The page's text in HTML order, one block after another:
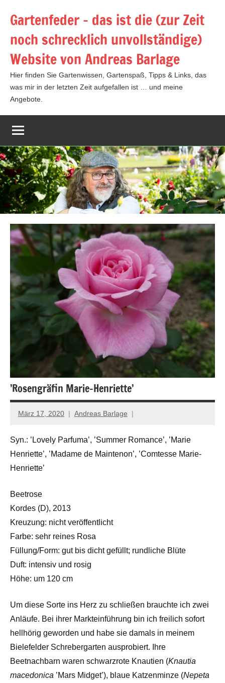
InhaltGartenfeder – das ist die (zur Zeit
noch schrecklich unvollständige)
Website von Andreas Barlage
Hier finden Sie Gartenwissen, Gartenspaß, Tipps & Links, das
was mir in der letzten Zeit aufgefallen ist … und meine
Angebote.
’Rosengräfin Marie-Henriette’
März 17, 2020 Andreas Barlage
Syn.: ’Lovely Parfuma’, ’Summer Romance’, ’Marie
Henriette’, ’Madame de Maintenon’, ’Comtesse Marie-
Henriette’
Beetrose
Kordes (D), 2013
Kreuzung: nicht veröffentlicht
Farbe: sehr reines Rosa
Füllung/Form: gut bis dicht gefüllt; rundliche Blüte
Duft: intensiv und rosig
Höhe: um 120 cm
Um diese Sorte ins Herz zu schließen brauchte ich zwei
Anläufe. Bei ihrer Markteinführung bin ich freilich sofort
hellhörig geworden und habe sie damals in meinem
Bielefelder Schrebergarten ausprobiert. Ihre
Beetnachbarn waren schwarzrote Knautien (Knautia
macedonica ’Mars Midget’), blaue Katzenminze (Nepeta